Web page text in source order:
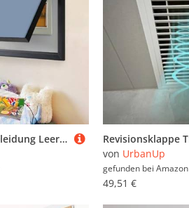
Stromkasten Verkleidung Leere Wandabdeckung für Sicherungskästen, Holzabdeckungen für Sicherungskästen, Moderne Sicherungskastenabdeckung für Bauernhaus/Haus/Büro(Blue,60cmx50cm(23 5/8x19 3/4"))
von UrbanUp
gefunden bei Amazon
49,51 €